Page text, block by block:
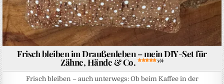
Frisch bleiben im Draußenleben – mein DIY-Set für
Zähne, Hände & Co. 5 (1)
Frisch bleiben – auch unterwegs: Ob beim Kaffee in der